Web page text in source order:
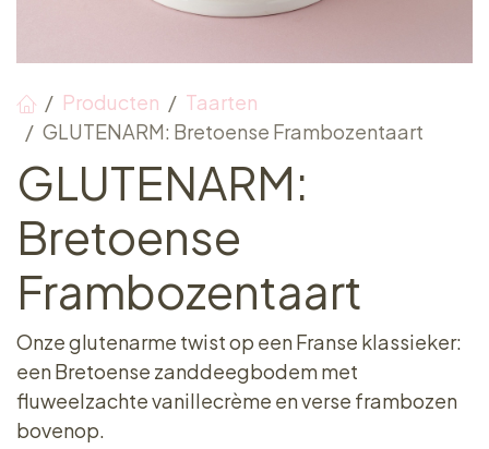
Producten
Taarten
GLUTENARM: Bretoense Frambozentaart
GLUTENARM:
Bretoense
Frambozentaart
Onze glutenarme twist op een Franse klassieker:
een Bretoense zanddeegbodem met
fluweelzachte vanillecrème en verse frambozen
bovenop.